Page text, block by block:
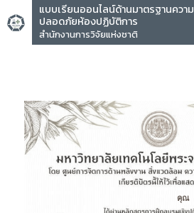
แบบเรียนออนไลน์ด้านมาตรฐานความ
ปลอดภัยห้องปฏิบัติการ
สำนักงานการวิจัยแห่งชาติ
คุณ